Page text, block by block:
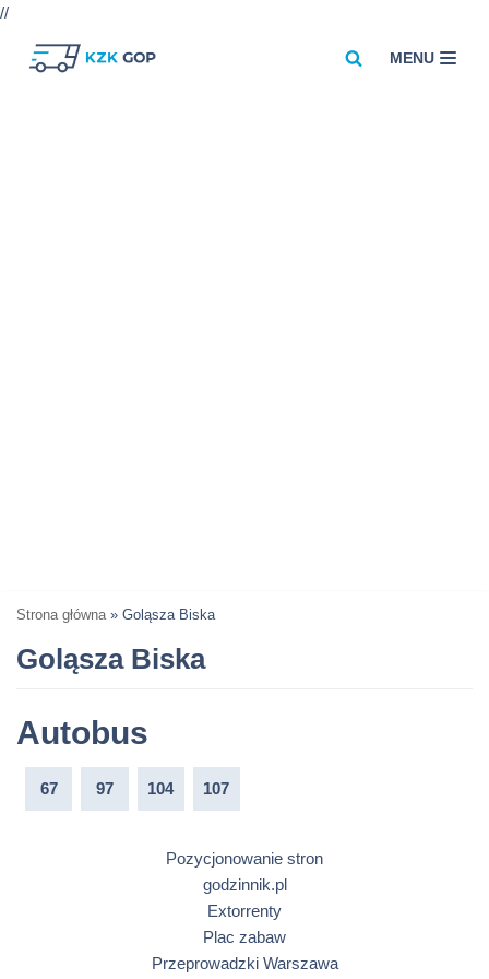
//
MENU
Strona główna » Goląsza Biska
Goląsza Biska
Autobus
67 97 104 107
Pozycjonowanie stron
godzinnik.pl
Extorrenty
Plac zabaw
Przeprowadzki Warszawa